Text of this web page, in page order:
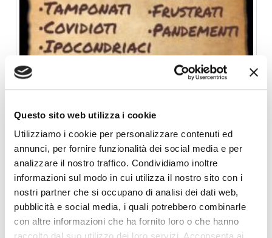
Questo sito web utilizza i cookie
Utilizziamo i cookie per personalizzare contenuti ed
annunci, per fornire funzionalità dei social media e per
analizzare il nostro traffico. Condividiamo inoltre
informazioni sul modo in cui utilizza il nostro sito con i
nostri partner che si occupano di analisi dei dati web,
pubblicità e social media, i quali potrebbero combinarle
con altre informazioni che ha fornito loro o che hanno